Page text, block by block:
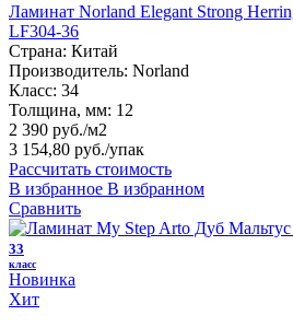
Ламинат Norland Elegant Strong
LF304-36
Страна: Китай
Производитель: Norland
Класс: 34
Толщина, мм: 12
2 390 руб./м2
3 154,80 руб./упак
Рассчитать стоимость
В избранное В избранном
Сравнить
33
класс
Новинка
Хит